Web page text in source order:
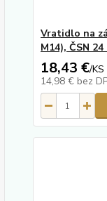
Vratidlo na
M14), ČSN 24
18,43 €/KS
14,98 € bez